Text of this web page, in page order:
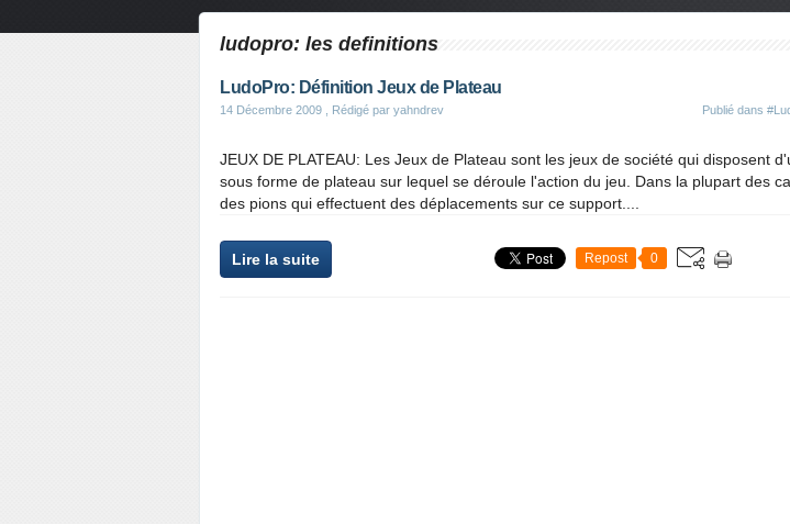
ludopro: les definitions
LudoPro: Définition Jeux de Plateau
14 Décembre 2009 , Rédigé par yahndrev Publié dans
JEUX DE PLATEAU: Les Jeux de Plateau sont les jeux de société qui disposent
sous forme de plateau sur lequel se déroule l'action du jeu. Dans la plupart des
des pions qui effectuent des déplacements sur ce support....
Lire la suite Repost 0